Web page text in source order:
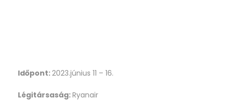
Időpont:2023.június 11 – 16.
Légitársaság:Ryanair